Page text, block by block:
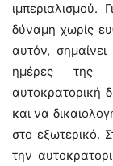
ιμπεριαλισμού.
δύναμη χωρίς
αυτόν,
ημέρες της
αυτοκρατορική
και να
στο εξωτερικό.
την